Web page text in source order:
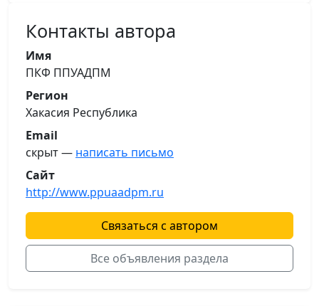
Контакты автора
Имя
ПКФ ППУАДПМ
Регион
Хакасия Республика
Email
скрыт — написать письмо
Сайт
http://www.ppuaadpm.ru
Связаться с автором
Все объявления раздела